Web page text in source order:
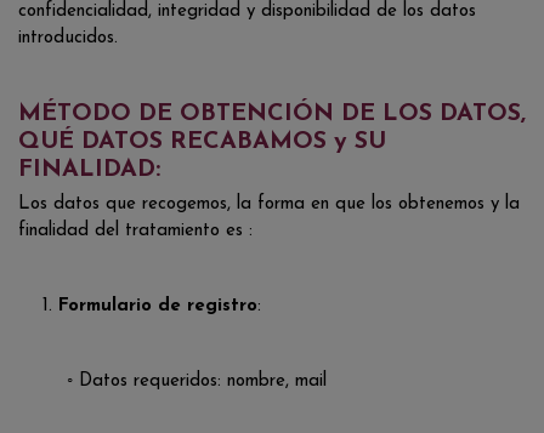
confidencialidad, integridad y disponibilidad de los datos
introducidos.
MÉTODO DE OBTENCIÓN DE LOS DATOS,
QUÉ DATOS RECABAMOS y SU
FINALIDAD:
Los datos que recogemos, la forma en que los obtenemos y la
finalidad del tratamiento es :
1. Formulario de registro:
◦ Datos requeridos: nombre, mail